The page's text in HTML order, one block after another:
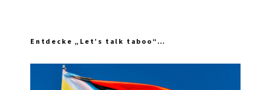
Entdecke „Let’s talk taboo“…